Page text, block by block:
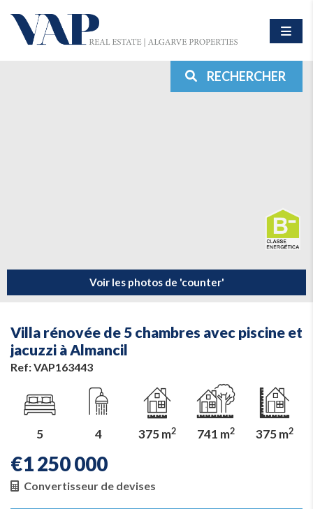
RECHERCHER
Voir les photos de 'counter'
Villa rénovée de 5 chambres avec piscine et
jacuzzi à Almancil
Ref: VAP163443
5 4 375 m2 741 m2 375 m2
€1 250 000
Convertisseur de devises